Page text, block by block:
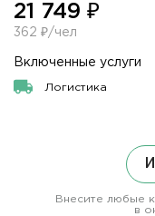
21 749 ₽
362 ₽/чел
Включенные услуги
Логистика
Внесите любые
в